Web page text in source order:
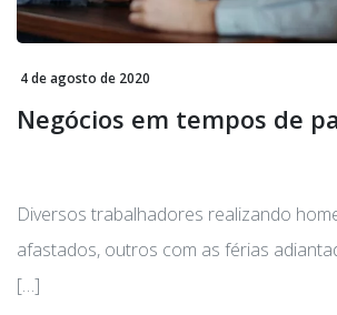
4 de agosto de 2020
Negócios em tempos de
Diversos trabalhadores realizando
afastados, outros com as férias
[…]